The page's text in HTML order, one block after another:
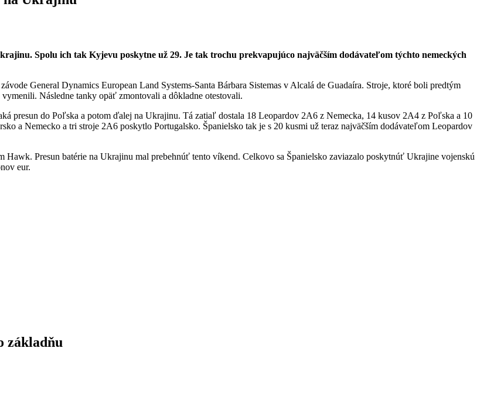
Spolu ich tak Kyjevu poskytne už 29. Je tak trochu prekvapujúco najväčším dodávateľom týchto nemeckých
General Dynamics European Land Systems-Santa Bárbara Sistemas v Alcalá de Guadaíra. Stroje, ktoré boli predtým
Následne tanky opäť zmontovali a dôkladne otestovali.
presun do Poľska a potom ďalej na Ukrajinu. Tá zatiaľ dostala 18 Leopardov 2A6 z Nemecka, 14 kusov 2A4 z Poľska a 10
a Nemecko a tri stroje 2A6 poskytlo Portugalsko. Španielsko tak je s 20 kusmi už teraz najväčším dodávateľom Leopardov
Presun batérie na Ukrajinu mal prebehnúť tento víkend. Celkovo sa Španielsko zaviazalo poskytnúť Ukrajine vojenskú
eur.
základňu